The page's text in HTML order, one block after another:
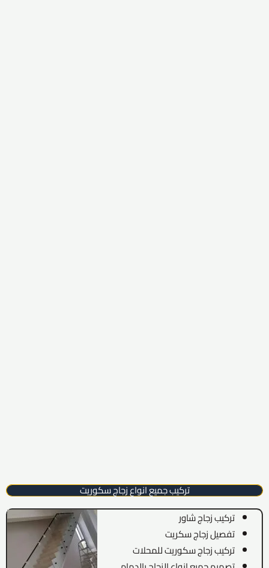
تركيب جميع انواع زجاج سكوريت
تركيب زجاج شاور
تفصيل زجاج سكريت
تركيب زجاج سكوريت للمحلات